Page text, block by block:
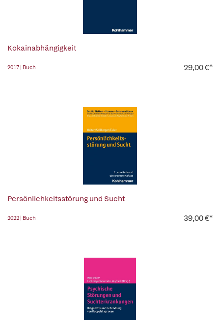
Kokainabhängigkeit
2017 | Buch 29,00 €*
Persönlichkeitsstörung und Sucht
2022 | Buch 39,00 €*